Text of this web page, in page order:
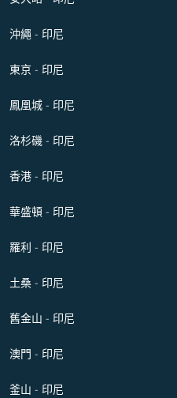
沖繩 - 印尼
東京 - 印尼
鳳凰城 - 印尼
洛杉磯 - 印尼
香港 - 印尼
華盛頓 - 印尼
羅利 - 印尼
土桑 - 印尼
舊金山 - 印尼
澳門 - 印尼
釜山 - 印尼